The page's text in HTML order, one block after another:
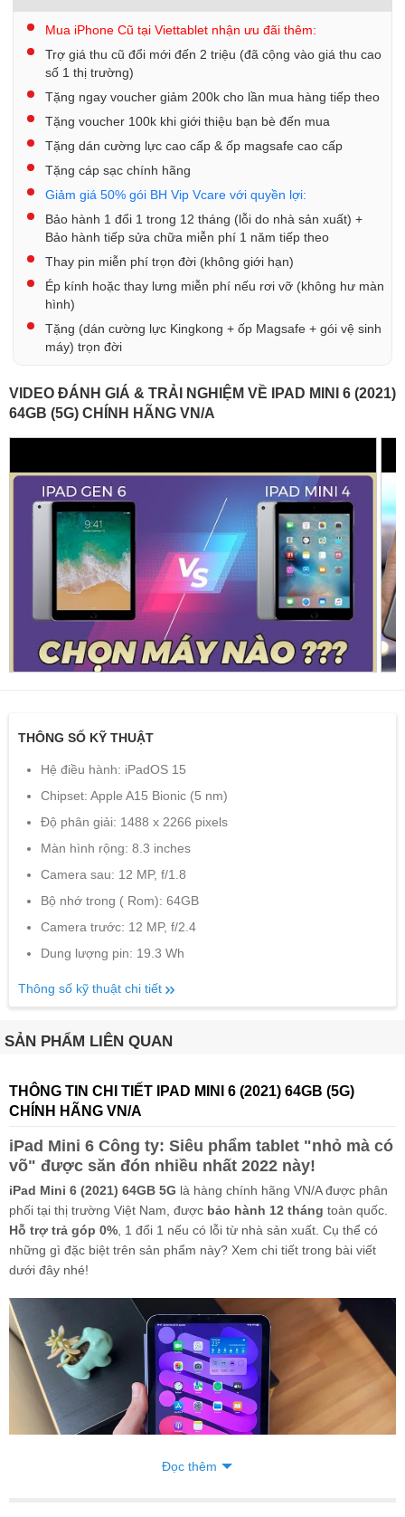
Mua iPhone Cũ tại Viettablet nhận ưu đãi thêm:
Trợ giá thu cũ đổi mới đến 2 triệu (đã cộng vào giá thu cao
số 1 thị trường)
Tặng ngay voucher giảm 200k cho lần mua hàng tiếp theo
Tặng voucher 100k khi giới thiệu bạn bè đến mua
Tặng dán cường lực cao cấp & ốp magsafe cao cấp
Tặng cáp sạc chính hãng
Giảm giá 50% gói BH Vip Vcare với quyền lợi:
Bảo hành 1 đổi 1 trong 12 tháng (lỗi do nhà sản xuất) +
Bảo hành tiếp sửa chữa miễn phí 1 năm tiếp theo
Thay pin miễn phí trọn đời (không giới hạn)
Ép kính hoặc thay lưng miễn phí nếu rơi vỡ (không hư màn
hình)
Tặng (dán cường lực Kingkong + ốp Magsafe + gói vệ sinh
máy) trọn đời
VIDEO ĐÁNH GIÁ & TRẢI NGHIỆM VỀ IPAD MINI 6 (2021)
64GB (5G) CHÍNH HÃNG VN/A
THÔNG SỐ KỸ THUẬT
Hệ điều hành: iPadOS 15
Chipset: Apple A15 Bionic (5 nm)
Độ phân giải: 1488 x 2266 pixels
Màn hình rộng: 8.3 inches
Camera sau: 12 MP, f/1.8
Bộ nhớ trong ( Rom): 64GB
Camera trước: 12 MP, f/2.4
Dung lượng pin: 19.3 Wh
Thông số kỹ thuật chi tiết
SẢN PHẨM LIÊN QUAN
THÔNG TIN CHI TIẾT IPAD MINI 6 (2021) 64GB (5G)
CHÍNH HÃNG VN/A
iPad Mini 6 Công ty: Siêu phẩm tablet "nhỏ mà có
võ" được săn đón nhiều nhất 2022 này!
iPad Mini 6 (2021) 64GB 5G là hàng chính hãng VN/A được phân
phối tại thị trường Việt Nam, được bảo hành 12 tháng toàn quốc.
Hỗ trợ trả góp 0% , 1 đổi 1 nếu có lỗi từ nhà sản xuất. Cụ thể có
những gì đặc biệt trên sản phẩm này? Xem chi tiết trong bài viết
dưới đây nhé!
Đọc thêm